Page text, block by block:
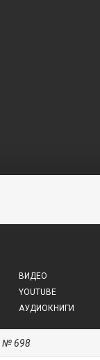
ВИДЕО
YOUTUBE
АУДИОКНИГИ
№ 698